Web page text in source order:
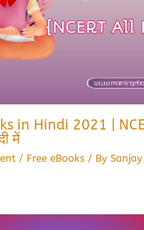
in Hindi 2021 |
में
/ Free eBooks/ By